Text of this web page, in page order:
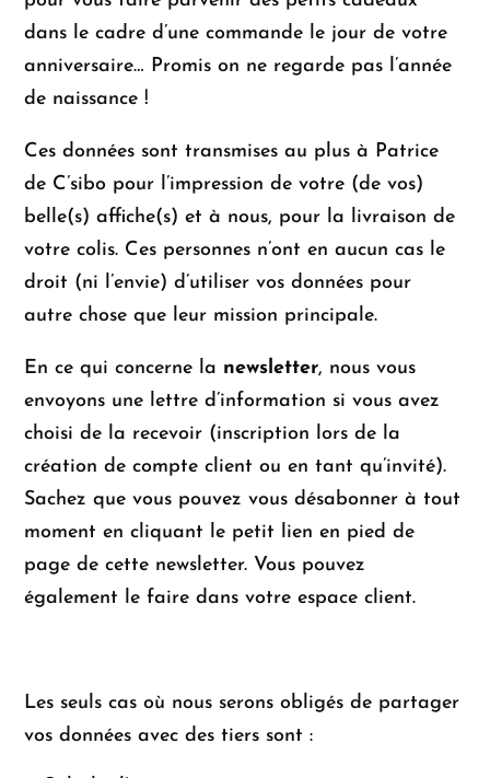
dans le cadre d’une commande le jour de votre
anniversaire… Promis on ne regarde pas l’année
de naissance !
Ces données sont transmises au plus à Patrice
de C’sibo pour l’impression de votre (de vos)
belle(s) affiche(s) et à nous, pour la livraison de
votre colis. Ces personnes n’ont en aucun cas le
droit (ni l’envie) d’utiliser vos données pour
autre chose que leur mission principale.
En ce qui concerne la newsletter, nous vous
envoyons une lettre d’information si vous avez
choisi de la recevoir (inscription lors de la
création de compte client ou en tant qu’invité).
Sachez que vous pouvez vous désabonner à tout
moment en cliquant le petit lien en pied de
page de cette newsletter. Vous pouvez
également le faire dans votre espace client.
Les seuls cas où nous serons obligés de partager
vos données avec des tiers sont :